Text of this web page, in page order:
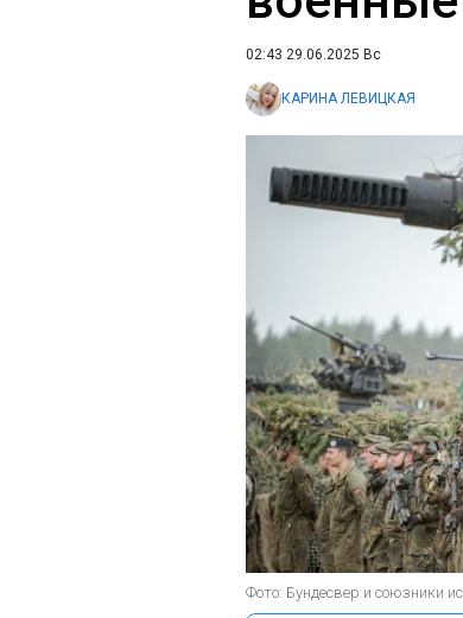
02:43 29.06.2025 Вс
КАРИНА ЛЕВИЦКАЯ
Фото: Бундесвер и союзники